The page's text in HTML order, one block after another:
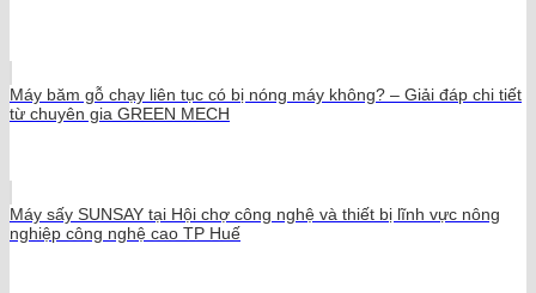
Máy băm gỗ chạy liên tục có bị nóng máy không? – Giải đáp chi tiết
từ chuyên gia GREEN MECH
Máy sấy SUNSAY tại Hội chợ công nghệ và thiết bị lĩnh vực nông
nghiệp công nghệ cao TP Huế